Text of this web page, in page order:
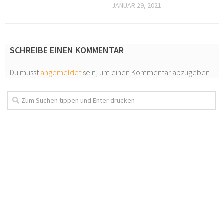
JANUAR 29, 2021
SCHREIBE EINEN KOMMENTAR
Du musstangemeldetsein, um einen Kommentar abzugeben.